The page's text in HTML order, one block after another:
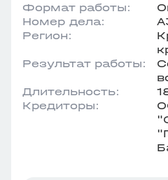
Формат работы:
Номер дела:
Регион:
Результат работы:
Длительность:
Кредиторы: